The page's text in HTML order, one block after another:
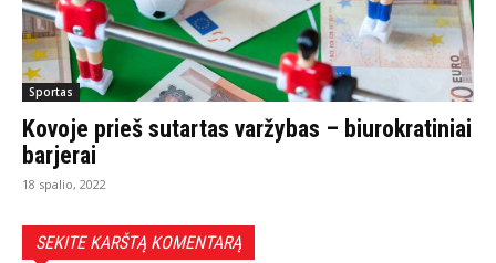
Sportas
Kovoje prieš sutartas varžybas – biurokratiniai
barjerai
18 spalio, 2022
SEKITE KARŠTĄ KOMENTARĄ